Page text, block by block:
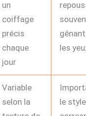
un
coiffage
précis
chaque
jour
les
Variable
selon la
le